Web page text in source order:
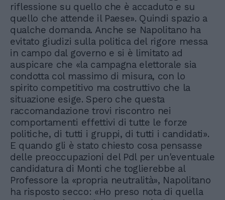
riflessione su quello che è accaduto e su
quello che attende il Paese». Quindi spazio a
qualche domanda. Anche se Napolitano ha
evitato giudizi sulla politica del rigore messa
in campo dal governo e si è limitato ad
auspicare che «la campagna elettorale sia
condotta col massimo di misura, con lo
spirito competitivo ma costruttivo che la
situazione esige. Spero che questa
raccomandazione trovi riscontro nei
comportamenti effettivi di tutte le forze
politiche, di tutti i gruppi, di tutti i candidati».
E quando gli è stato chiesto cosa pensasse
delle preoccupazioni del Pdl per un'eventuale
candidatura di Monti che toglierebbe al
Professore la «propria neutralità», Napolitano
ha risposto secco: «Ho preso nota di quella